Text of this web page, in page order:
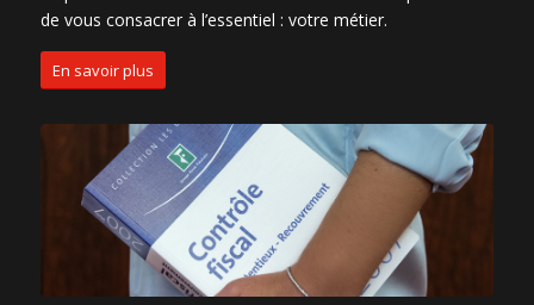
de vous consacrer à l’essentiel : votre métier.
En savoir plus